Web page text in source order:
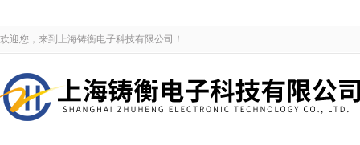
欢迎您，来到上海铸衡电子科技有限公司！